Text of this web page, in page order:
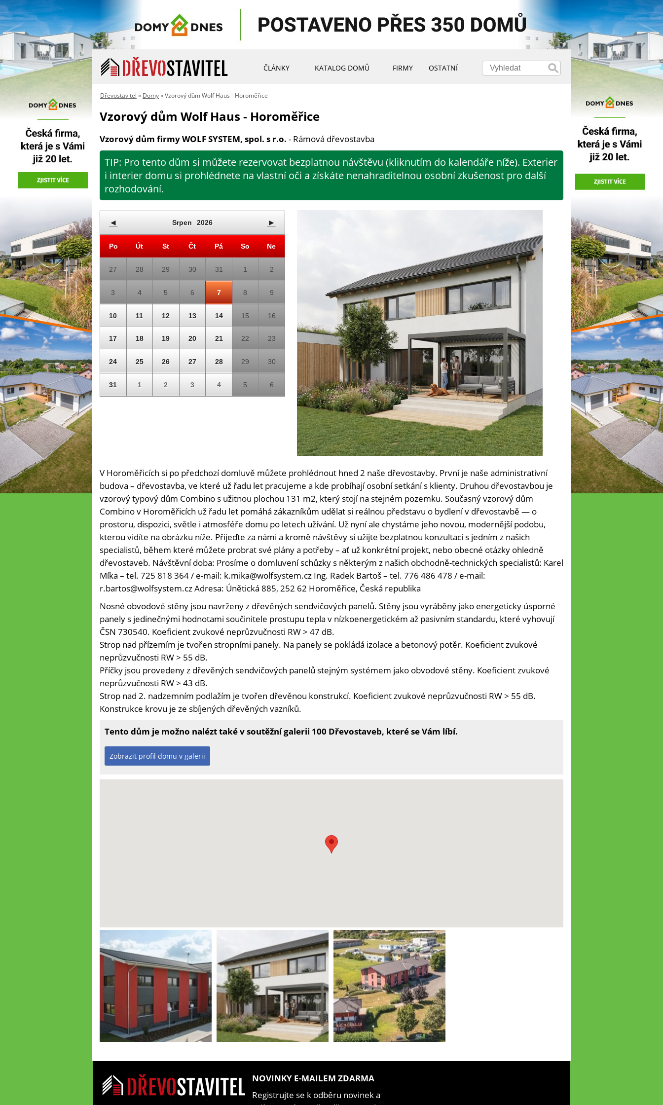
ČLÁNKY KATALOG DOMŮ FIRMY OSTATNÍ
Dřevostavitel » Domy» Vzorový dům Wolf Haus - Horoměřice
Vzorový dům Wolf Haus - Horoměřice
Vzorový dům firmy WOLF SYSTEM, spol. s r.o. - Rámová dřevostavba
TIP: Pro tento dům si můžete rezervovat bezplatnou návštěvu (kliknutím do kalendáře níže). Exterier
i interier domu si prohlédnete na vlastní oči a získáte nenahraditelnou osobní zkušenost pro další
rozhodování.
V Horoměřicích si po předchozí domluvě můžete prohlédnout hned 2 naše dřevostavby. První je naše administrativní
budova – dřevostavba, ve které už řadu let pracujeme a kde probíhají osobní setkání s klienty. Druhou dřevostavbou je
vzorový typový dům Combino s užitnou plochou 131 m2, který stojí na stejném pozemku. Současný vzorový dům
Combino v Horoměřicích už řadu let pomáhá zákazníkům udělat si reálnou představu o bydlení v dřevostavbě — o
prostoru, dispozici, světle i atmosféře domu po letech užívání. Už nyní ale chystáme jeho novou, modernější podobu,
kterou vidíte na obrázku níže. Přijeďte za námi a kromě návštěvy si užijte bezplatnou konzultaci s jedním z našich
specialistů, během které můžete probrat své plány a potřeby – ať už konkrétní projekt, nebo obecné otázky ohledně
dřevostaveb. Návštěvní doba: Prosíme o domluvení schůzky s některým z našich obchodně-technických specialistů: Karel
Míka – tel. 725 818 364 / e-mail: k.mika@wolfsystem.cz Ing. Radek Bartoš – tel. 776 486 478 / e-mail:
r.bartos@wolfsystem.cz Adresa: Únětická 885, 252 62 Horoměřice, Česká republika
Nosné obvodové stěny jsou navrženy z dřevěných sendvičových panelů. Stěny jsou vyráběny jako energeticky úsporné
panely s jedinečnými hodnotami součinitele prostupu tepla v nízkoenergetickém až pasivním standardu, které vyhovují
ČSN 730540. Koeficient zvukové neprůzvučnosti RW > 47 dB.
Strop nad přízemím je tvořen stropními panely. Na panely se pokládá izolace a betonový potěr. Koeficient zvukové
neprůzvučnosti RW > 55 dB.
Příčky jsou provedeny z dřevěných sendvičových panelů stejným systémem jako obvodové stěny. Koeficient zvukové
neprůzvučnosti RW > 43 dB.
Strop nad 2. nadzemním podlažím je tvořen dřevěnou konstrukcí. Koeficient zvukové neprůzvučnosti RW > 55 dB.
Konstrukce krovu je ze sbíjených dřevěných vazníků.
Tento dům je možno nalézt také v soutěžní galerii 100 Dřevostaveb, které se Vám líbí.
Zobrazit profil domu v galerii
NOVINKY E-MAILEM ZDARMA
Registrujte se k odběru novinek a
◄ Srpen 2026 ►
Po Út St Čt Pá So Ne
27 28 29 30 31 1 2
3 4 5 6 7 8 9
10 11 12 13 14 15 16
17 18 19 20 21 22 23
24 25 26 27 28 29 30
31 1 2 3 4 5 6